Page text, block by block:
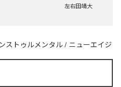
左右田靖大
ストゥルメンタル / ニューエイジ